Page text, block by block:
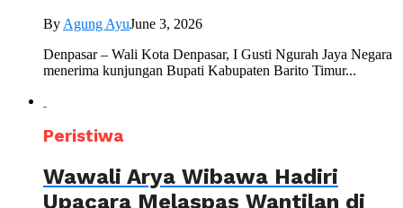
ByAgung AyuJune 3, 2026
Denpasar – Wali Kota Denpasar, I Gusti Ngurah Jaya Negara
menerima kunjungan Bupati Kabupaten Barito Timur...
Peristiwa
Wawali Arya Wibawa Hadiri
Upacara Melaspas Wantilan di